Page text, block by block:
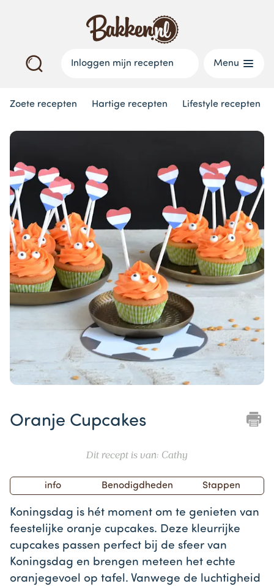
Inloggen mijn recepten Menu
Zoete recepten Hartige recepten Lifestyle recepten
Oranje Cupcakes
Dit recept is van: Cathy
of
info Benodigdheden Stappen
Koningsdag is hét moment om te genieten van
feestelijke oranje cupcakes. Deze kleurrijke
cupcakes passen perfect bij de sfeer van
Koningsdag en brengen meteen het echte
oranjegevoel op tafel. Vanwege de luchtigheid